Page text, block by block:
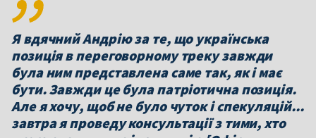
Я вдячний Андрію за те, що українська
позиція в переговорному треку завжди
була ним представлена саме так, як і має
бути. Завжди це була патріотична позиція.
Але я хочу, щоб не було чуток і спекуляцій...
завтра я проведу консультації з тими, хто